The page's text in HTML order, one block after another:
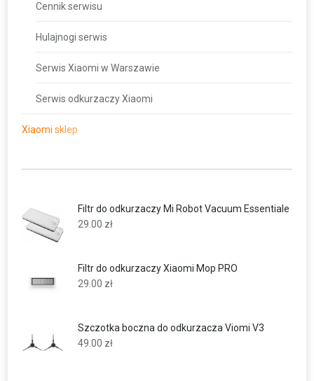
Cennik serwisu
Hulajnogi serwis
Serwis Xiaomi w Warszawie
Serwis odkurzaczy Xiaomi
Xiaomi sklep
Filtr do odkurzaczy Mi Robot Vacuum Essentiale
29.00 zł
Filtr do odkurzaczy Xiaomi Mop PRO
29.00 zł
Szczotka boczna do odkurzacza Viomi V3
49.00 zł